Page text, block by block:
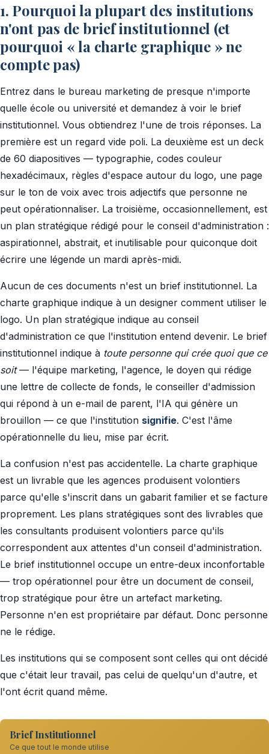
1. Pourquoi la plupart des institutions
n'ont pas de brief institutionnel (et
pourquoi « la charte graphique » ne
compte pas)
Entrez dans le bureau marketing de presque n'importe
quelle école ou université et demandez à voir le brief
institutionnel. Vous obtiendrez l'une de trois réponses. La
première est un regard vide poli. La deuxième est un deck
de 60 diapositives — typographie, codes couleur
hexadécimaux, règles d'espace autour du logo, une page
sur le ton de voix avec trois adjectifs que personne ne
peut opérationnaliser. La troisième, occasionnellement, est
un plan stratégique rédigé pour le conseil d'administration :
aspirationnel, abstrait, et inutilisable pour quiconque doit
écrire une légende un mardi après-midi.
Aucun de ces documents n'est un brief institutionnel. La
charte graphique indique à un designer comment utiliser le
logo. Un plan stratégique indique au conseil
d'administration ce que l'institution entend devenir. Le brief
institutionnel indique à toute personne qui crée quoi que ce
soit— l'équipe marketing, l'agence, le doyen qui rédige
une lettre de collecte de fonds, le conseiller d'admission
qui répond à un e-mail de parent, l'IA qui génère un
brouillon — ce que l'institution signifie. C'est l'âme
opérationnelle du lieu, mise par écrit.
La confusion n'est pas accidentelle. La charte graphique
est un livrable que les agences produisent volontiers
parce qu'elle s'inscrit dans un gabarit familier et se facture
proprement. Les plans stratégiques sont des livrables que
les consultants produisent volontiers parce qu'ils
correspondent aux attentes d'un conseil d'administration.
Le brief institutionnel occupe un entre-deux inconfortable
— trop opérationnel pour être un document de conseil,
trop stratégique pour être un artefact marketing.
Personne n'en est propriétaire par défaut. Donc personne
ne le rédige.
Les institutions qui se composent sont celles qui ont décidé
que c'était leur travail, pas celui de quelqu'un d'autre, et
l'ont écrit quand même.
Brief Institutionnel
Ce que tout le monde utilise